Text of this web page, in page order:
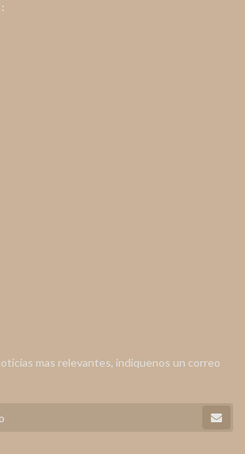
mas relevantes, indiquenos un correo